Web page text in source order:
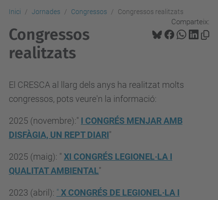
Inici Jornades Congressos Congressos realitzats
Comparteix:
Congressos
realitzats
El CRESCA al llarg dels anys ha realitzat molts
congressos, pots veure'n la informació:
2025 (novembre):" I CONGRÉS MENJAR AMB
DISFÀGIA, UN REPT DIARI"
2025 (maig): " XI CONGRÉS LEGIONEL·LA I
QUALITAT AMBIENTAL"
2023 (abril): " X CONGRÉS DE LEGIONEL·LA I